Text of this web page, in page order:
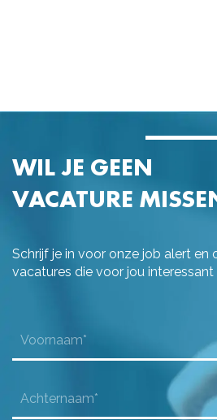
WIL JE GEEN
VACATURE
Schrijf je in voor onze job alert en
vacatures die voor jou interessant